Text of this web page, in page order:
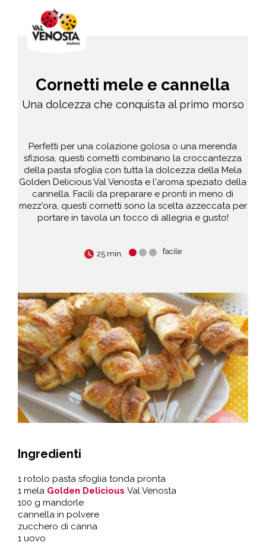
Cornetti mele e cannella
Una dolcezza che conquista al primo morso
Perfetti per una colazione golosa o una merenda
sfiziosa, questi cornetti combinano la croccantezza
della pasta sfoglia con tutta la dolcezza della Mela
Golden Delicious Val Venosta e l'aroma speziato della
cannella. Facili da preparare e pronti in meno di
mezz'ora, questi cornetti sono la scelta azzeccata per
portare in tavola un tocco di allegria e gusto!
25 min. facile
Ingredienti
1 rotolo pasta sfoglia tonda pronta
1 mela Golden Delicious Val Venosta
100 g mandorle
cannella in polvere
zucchero di canna
1 uovo